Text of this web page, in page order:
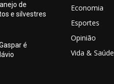
de
e silvestres
é
Economia
Esportes
Opinião
Vida & Saúde